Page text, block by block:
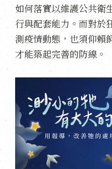
如何落實以維護公共衛
行與配套能力。而對於
測疫情動態，也須仰賴
才能築起完善的防線。